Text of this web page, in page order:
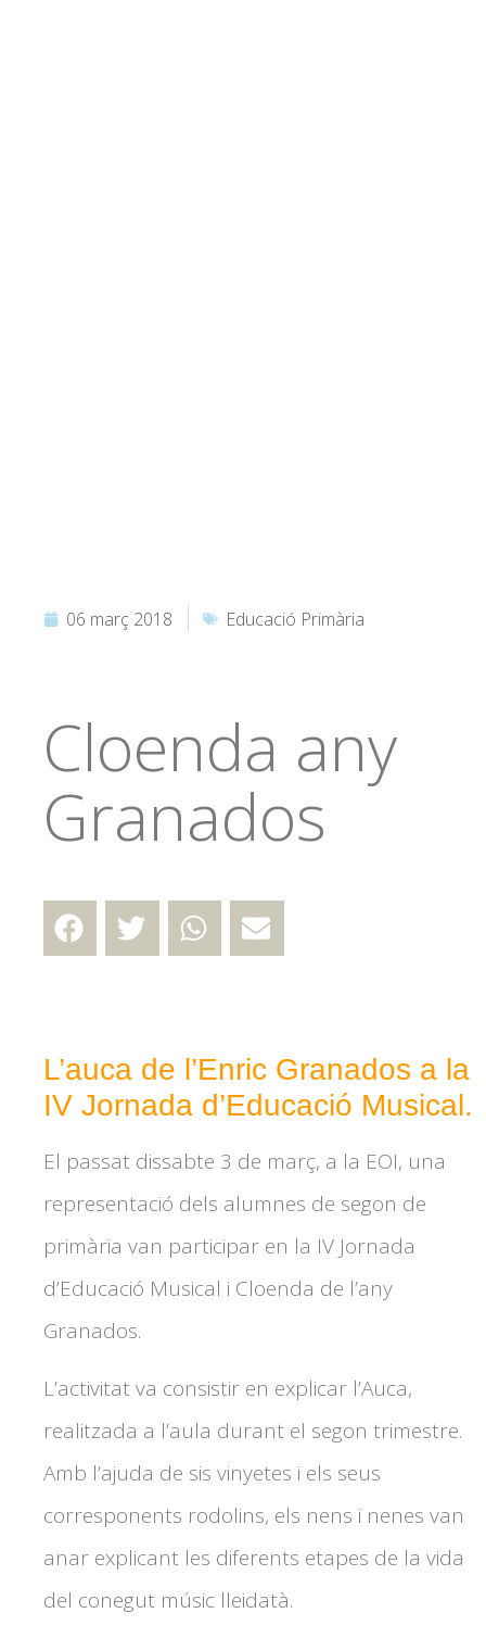
06 març 2018 Educació Primària
Cloenda any
Granados
L’auca de l’Enric Granados a la
IV Jornada d’Educació Musical.
El passat dissabte 3 de març, a la EOI, una
representació dels alumnes de segon de
primària van participar en la IV Jornada
d’Educació Musical i Cloenda de l’any
Granados.
L’activitat va consistir en explicar l’Auca,
realitzada a l’aula durant el segon trimestre.
Amb l’ajuda de sis vinyetes i els seus
corresponents rodolins, els nens i nenes van
anar explicant les diferents etapes de la vida
del conegut músic lleidatà.